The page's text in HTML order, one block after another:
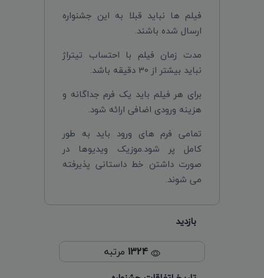
فیلم ها نباید قبلا به این جشنواره
ارسال شده باشند.
مدت زمان فیلم با احتساب تیتراژ
نباید بیشتر از 30 دقیقه باشد.
برای هر فیلم باید یک فرم جداگانه و
هزینه ورودی اضافی ارائه شود.
تمامی فرم های ورود باید به طور
کامل پر شود.موزیک ویدیوها در
صورت داشتن خط داستانی پذیرفته
می شوند.
بازدید
1324 مرتبه